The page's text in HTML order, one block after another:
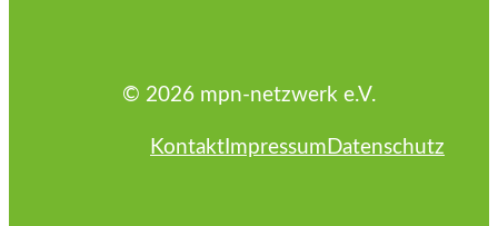
© 2026 mpn-netzwerk e.V.
Kontakt Impressum Datenschutz